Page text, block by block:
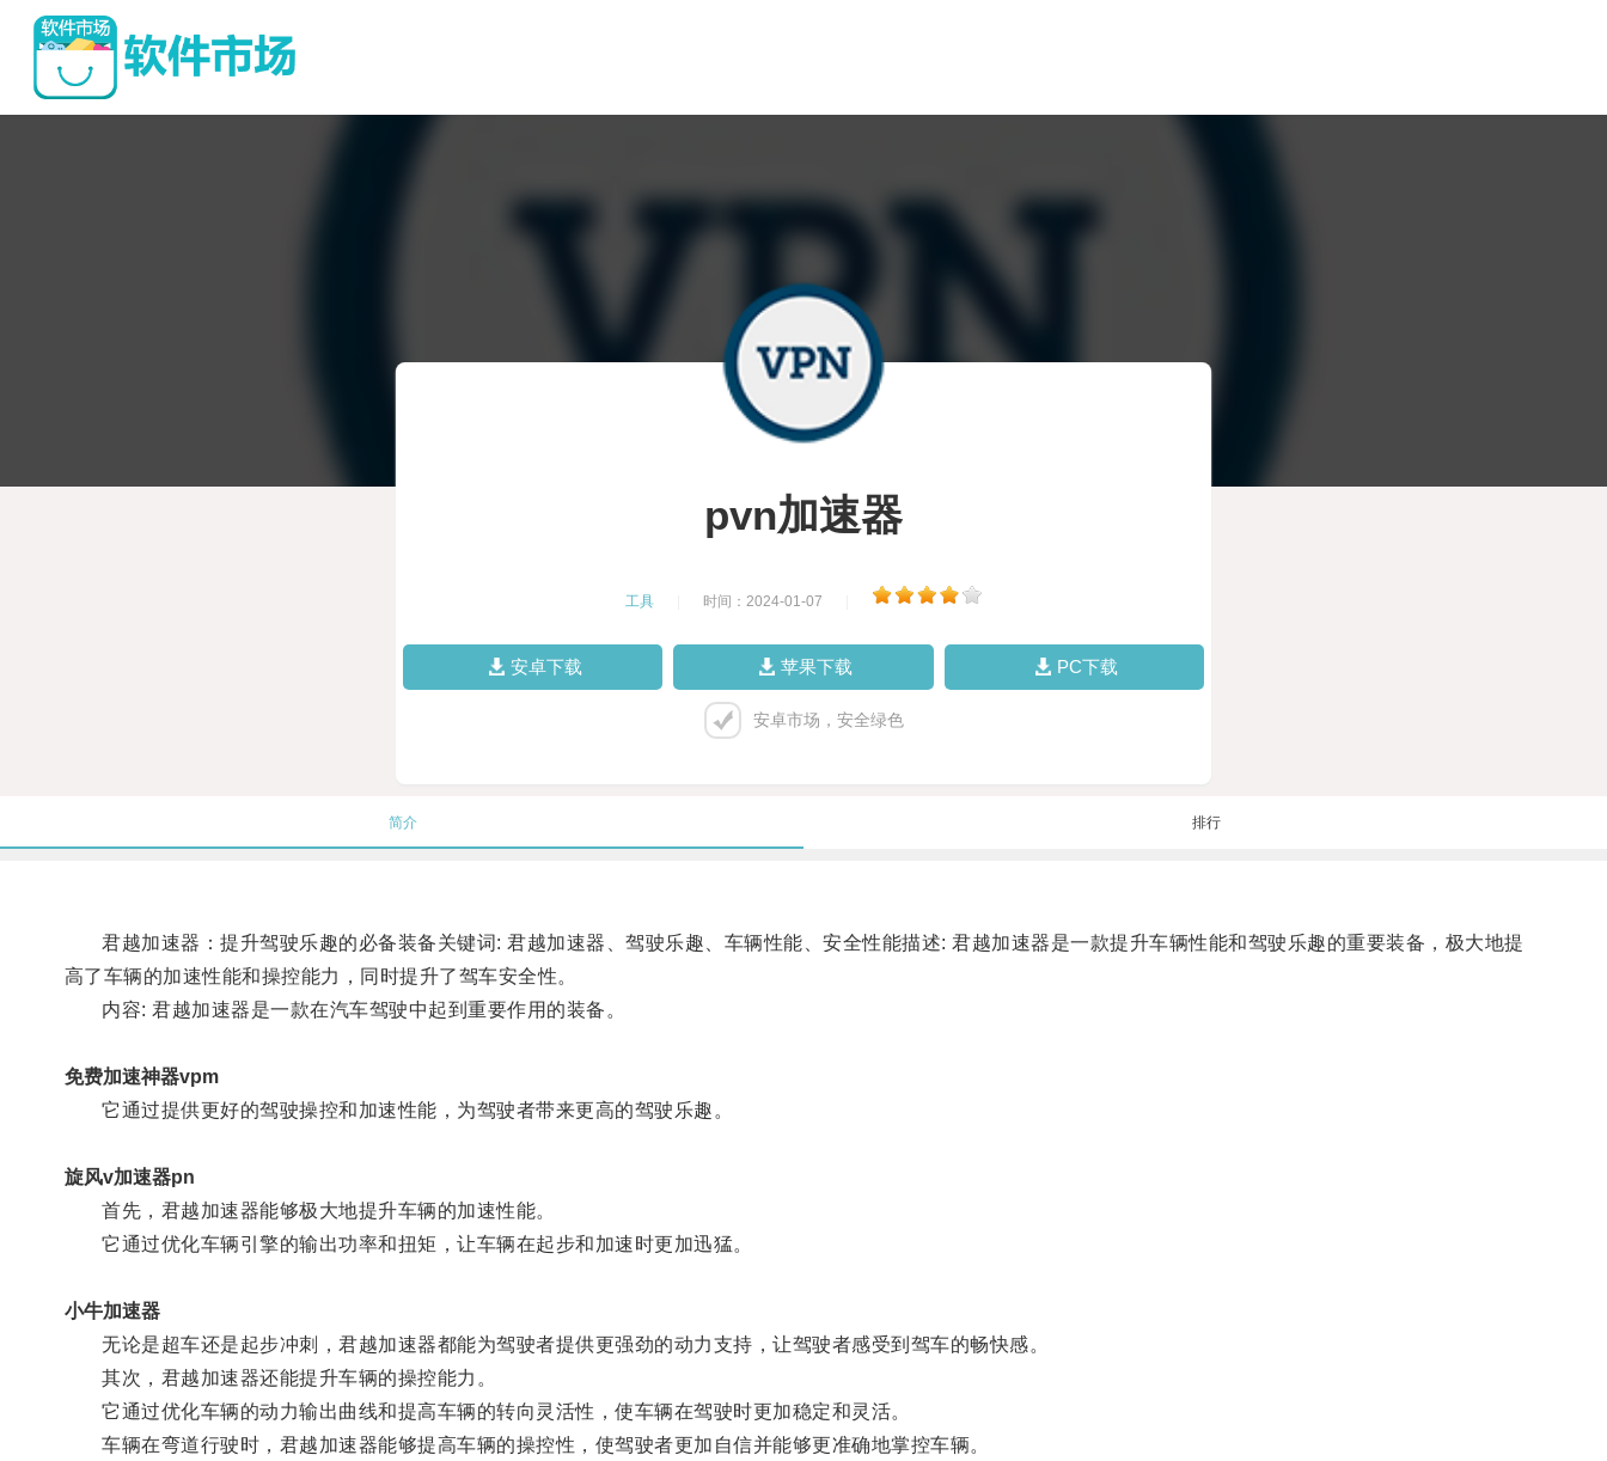
pvn加速器
工具 时间：2024-01-07
安卓下载 苹果下载 PC下载
安卓市场，安全绿色
简介 排行
君越加速器：提升驾驶乐趣的必备装备关键词: 君越加速器、驾驶乐趣、车辆性能、安全性能描述: 君越加速器是一款提升车辆性能和驾驶乐趣的重要装备，极大地提
高了车辆的加速性能和操控能力，同时提升了驾车安全性。
内容: 君越加速器是一款在汽车驾驶中起到重要作用的装备。
免费加速神器vpm
它通过提供更好的驾驶操控和加速性能，为驾驶者带来更高的驾驶乐趣。
旋风v加速器pn
首先，君越加速器能够极大地提升车辆的加速性能。
它通过优化车辆引擎的输出功率和扭矩，让车辆在起步和加速时更加迅猛。
小牛加速器
无论是超车还是起步冲刺，君越加速器都能为驾驶者提供更强劲的动力支持，让驾驶者感受到驾车的畅快感。
其次，君越加速器还能提升车辆的操控能力。
它通过优化车辆的动力输出曲线和提高车辆的转向灵活性，使车辆在驾驶时更加稳定和灵活。
车辆在弯道行驶时，君越加速器能够提高车辆的操控性，使驾驶者更加自信并能够更准确地掌控车辆。